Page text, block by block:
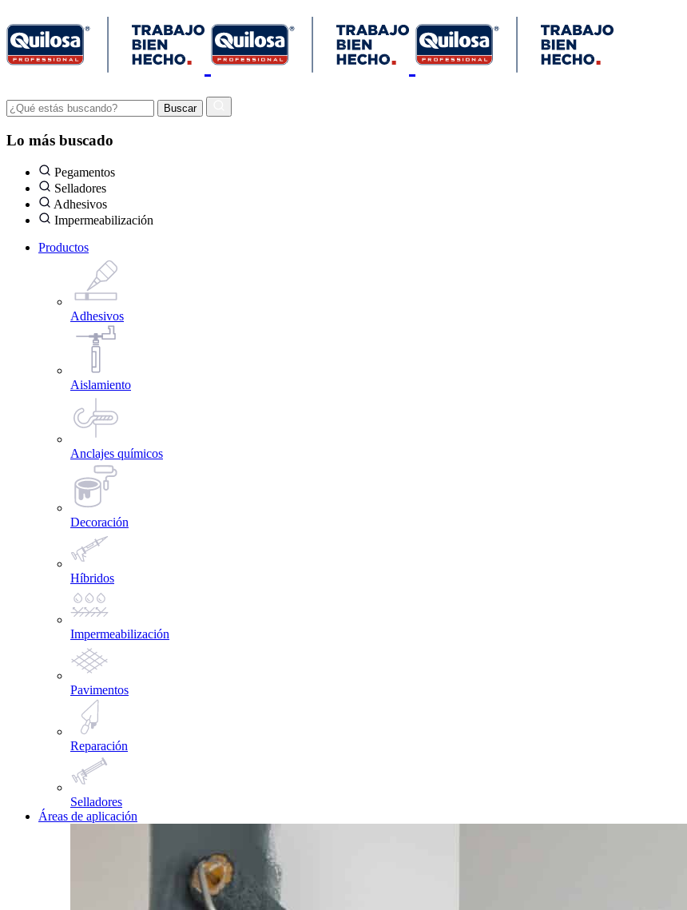
Lo más buscado
Pegamentos
Selladores
Adhesivos
Impermeabilización
Productos
Adhesivos
Aislamiento
Anclajes químicos
Decoración
Híbridos
Impermeabilización
Pavimentos
Reparación
Selladores
Áreas de aplicación